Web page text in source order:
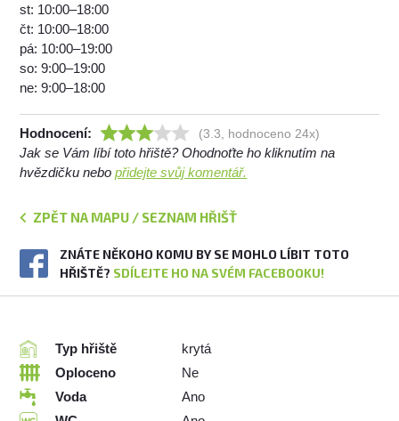
st: 10:00–18:00
čt: 10:00–18:00
pá: 10:00–19:00
so: 9:00–19:00
ne: 9:00–18:00
Hodnocení: (3.3, hodnoceno 24x)
Jak se Vám líbí toto hřiště? Ohodnoťte ho kliknutím na
hvězdičku nebopřidejte svůj komentář.
ZPĚT NA MAPU / SEZNAM HŘIŠŤ
ZNÁTE NĚKOHO KOMU BY SE MOHLO LÍBIT TOTO
HŘIŠTĚ? SDÍLEJTE HO NA SVÉM FACEBOOKU!
Typ hřiště
krytá
Oploceno
Ne
Voda
Ano